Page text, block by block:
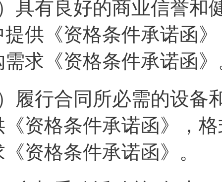
具有良好的商业信誉和
提供《资格条件承诺函
需求《资格条件承诺函
履行合同所必需的设备
《资格条件承诺函》，
《资格条件承诺函》。